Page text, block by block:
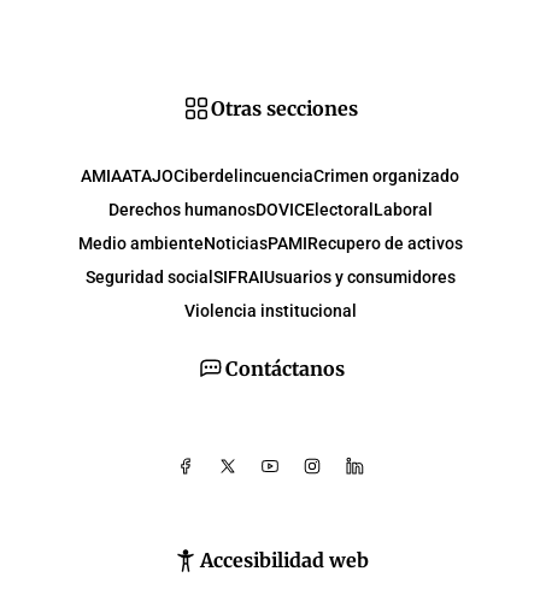
Contáctanos
Accesibilidad web
Otras secciones
AMIAATAJOCiberdelincuenciaCrimen organizado
Derechos humanosDOVICElectoral Laboral
Medio ambienteNoticiasPAMIRecupero de activos
Seguridad social SIFRAIUsuarios y consumidores
Violencia institucional